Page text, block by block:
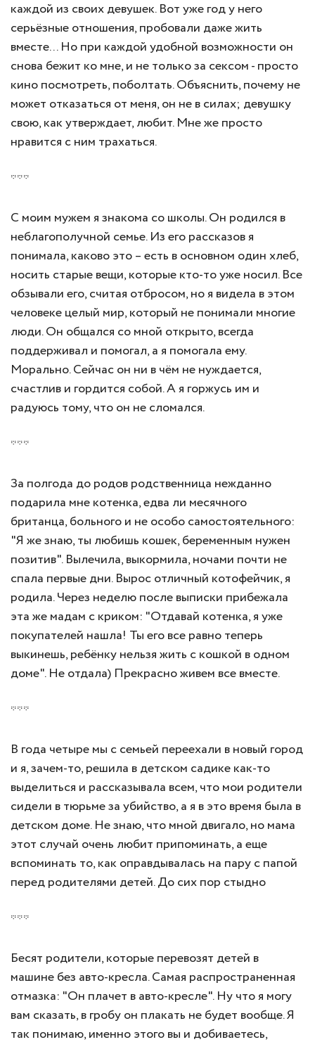
каждой из своих девушек. Вот уже год у него
серьёзные отношения, пробовали даже жить
вместе... Но при каждой удобной возможности он
снова бежит ко мне, и не только за сексом - просто
кино посмотреть, поболтать. Объяснить, почему не
может отказаться от меня, он не в силах; девушку
свою, как утверждает, любит. Мне же просто
нравится с ним трахаться.
***
С моим мужем я знакома со школы. Он родился в
неблагополучной семье. Из его рассказов я
понимала, каково это – есть в основном один хлеб,
носить старые вещи, которые кто-то уже носил. Все
обзывали его, считая отбросом, но я видела в этом
человеке целый мир, который не понимали многие
люди. Он общался со мной открыто, всегда
поддерживал и помогал, а я помогала ему.
Морально. Сейчас он ни в чём не нуждается,
счастлив и гордится собой. А я горжусь им и
радуюсь тому, что он не сломался.
***
За полгода до родов родственница нежданно
подарила мне котенка, едва ли месячного
британца, больного и не особо самостоятельного:
"Я же знаю, ты любишь кошек, беременным нужен
позитив". Вылечила, выкормила, ночами почти не
спала первые дни. Вырос отличный котофейчик, я
родила. Через неделю после выписки прибежала
эта же мадам с криком: "Отдавай котенка, я уже
покупателей нашла! Ты его все равно теперь
выкинешь, ребёнку нельзя жить с кошкой в одном
доме". Не отдала) Прекрасно живем все вместе.
***
В года четыре мы с семьей переехали в новый город
и я, зачем-то, решила в детском садике как-то
выделиться и рассказывала всем, что мои родители
сидели в тюрьме за убийство, а я в это время была в
детском доме. Не знаю, что мной двигало, но мама
этот случай очень любит припоминать, а еще
вспоминать то, как оправдывалась на пару с папой
перед родителями детей. До сих пор стыдно
***
Бесят родители, которые перевозят детей в
машине без авто-кресла. Самая распространенная
отмазка: "Он плачет в авто-кресле". Ну что я могу
вам сказать, в гробу он плакать не будет вообще. Я
так понимаю, именно этого вы и добиваетесь,